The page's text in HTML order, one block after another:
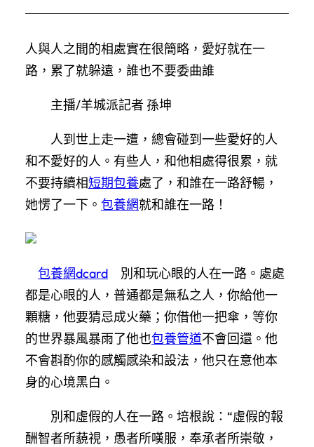
人與人之間的相處實在很簡略，愛好就在一
路，累了就躲遠，誰也不要委曲誰
主播/羊城派記者 孫坤
人到世上走一遭，總會碰到一些愛好的人
和不愛好的人。有些人，和他相處得很累，就
不要持續相短期包養處了，和誰在一路舒暢，
她愣了一下。 包養網就和誰在一路！
包養網dcard 別和玩心眼的人在一路。處處
都是心眼的人，普通都是無私之人，你給他一
顆糖，他要猜忌成火藥；你借他一把傘，等你
的世界暴風暴雨了他也包養管道不會回還。他
不會斟酌你的感觸感染和設法，他只在意他本
身的心境黑白。
別和虛假的人在一路。培根說：“虛假的報
酬智者所藐視，愚者所嘆服，奉承者所崇敬，